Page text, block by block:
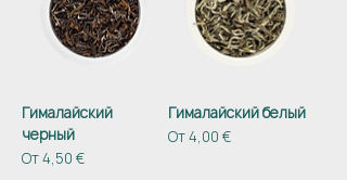
Гималайский
черный
От4,50 €
Цена со скидкой
Гималайский белый
От4,00 €
Цена со скидкой